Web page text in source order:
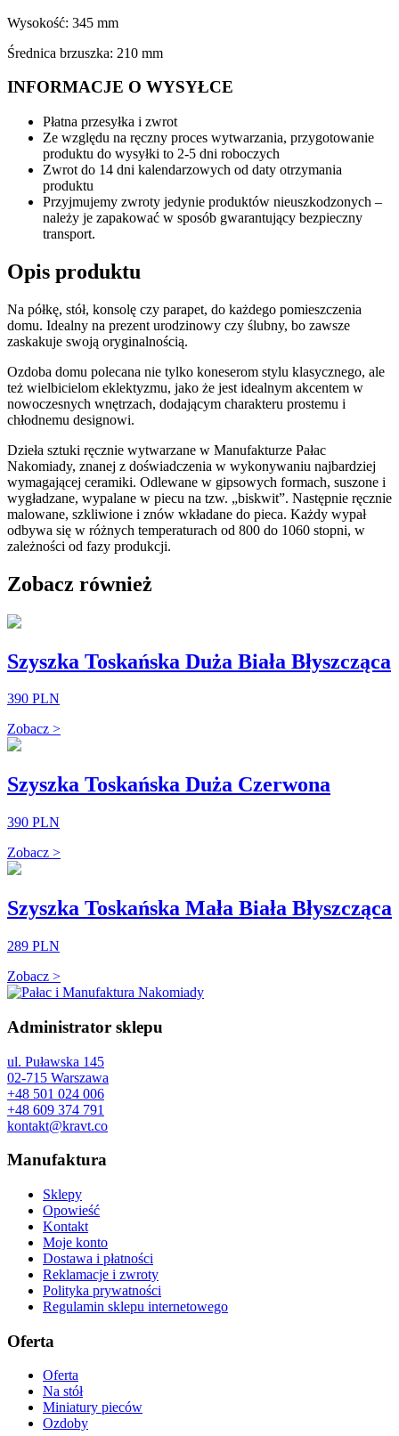
Wysokość: 345 mm
Średnica brzuszka: 210 mm
INFORMACJE O WYSYŁCE
Płatna przesyłka i zwrot
Ze względu na ręczny proces wytwarzania, przygotowanie
produktu do wysyłki to 2-5 dni roboczych
Zwrot do 14 dni kalendarzowych od daty otrzymania
produktu
Przyjmujemy zwroty jedynie produktów nieuszkodzonych –
należy je zapakować w sposób gwarantujący bezpieczny
transport.
Opis produktu
Na półkę, stół, konsolę czy parapet, do każdego pomieszczenia
domu. Idealny na prezent urodzinowy czy ślubny, bo zawsze
zaskakuje swoją oryginalnością.
Ozdoba domu polecana nie tylko koneserom stylu klasycznego, ale
też wielbicielom eklektyzmu, jako że jest idealnym akcentem w
nowoczesnych wnętrzach, dodającym charakteru prostemu i
chłodnemu designowi.
Dzieła sztuki ręcznie wytwarzane w Manufakturze Pałac
Nakomiady, znanej z doświadczenia w wykonywaniu najbardziej
wymagającej ceramiki. Odlewane w gipsowych formach, suszone i
wygładzane, wypalane w piecu na tzw. „biskwit”. Następnie ręcznie
malowane, szkliwione i znów wkładane do pieca. Każdy wypał
odbywa się w różnych temperaturach od 800 do 1060 stopni, w
zależności od fazy produkcji.
Zobacz również
Szyszka Toskańska Duża Biała Błyszcząca
390 PLN
Zobacz >
Szyszka Toskańska Duża Czerwona
390 PLN
Zobacz >
Szyszka Toskańska Mała Biała Błyszcząca
289 PLN
Zobacz >
Administrator sklepu
ul. Puławska 145
02-715 Warszawa
+48 501 024 006
+48 609 374 791
kontakt@kravt.co
Manufaktura
Sklepy
Opowieść
Kontakt
Moje konto
Dostawa i płatności
Reklamacje i zwroty
Polityka prywatności
Regulamin sklepu internetowego
Oferta
Oferta
Na stół
Miniatury pieców
Ozdoby